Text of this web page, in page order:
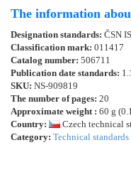
The information
Designation standards: ČSN
Classification mark: 011417
Catalog number: 506711
Publication date standards:
SKU: NS-909819
The number of pages: 20
Approximate weight : 60 g
Country:
Czech technical
Category: Technical standards